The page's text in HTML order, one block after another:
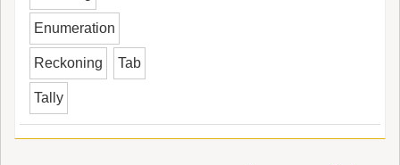
Enumeration
Reckoning Tab
Tally